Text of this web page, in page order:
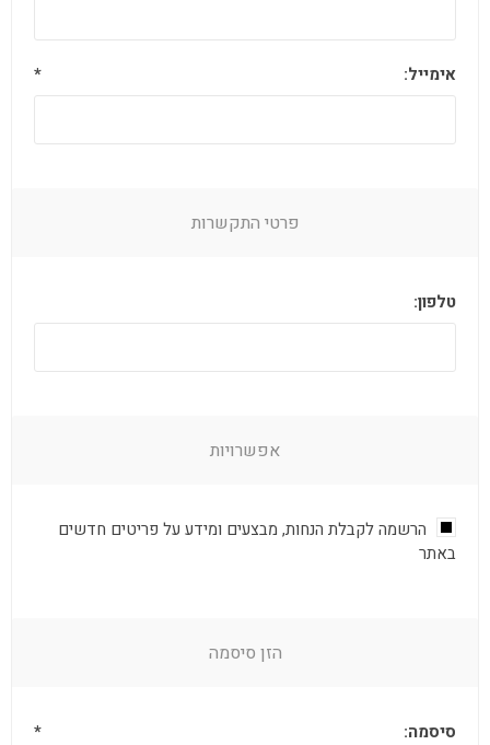
אימייל: *
פרטי התקשרות
טלפון:
אפשרויות
הרשמה לקבלת הנחות, מבצעים ומידע על פריטים חדשים
באתר
הזן סיסמה
סיסמה: *